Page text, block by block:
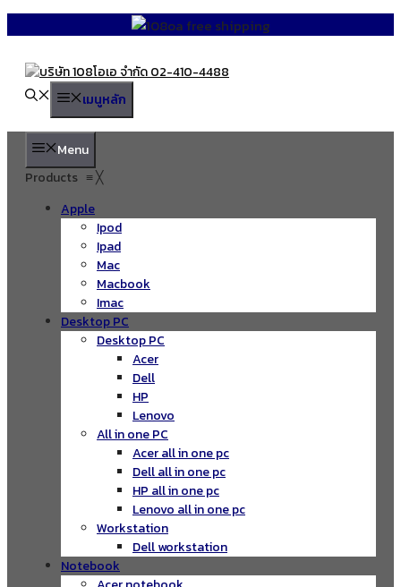
content
เมนูหลัก
Menu
Products ≡╳
Apple
Ipod
Ipad
Mac
Macbook
Imac
Desktop PC
Desktop PC
Acer
Dell
HP
Lenovo
All in one PC
Acer all in one pc
Dell all in one pc
HP all in one pc
Lenovo all in one pc
Workstation
Dell workstation
Notebook